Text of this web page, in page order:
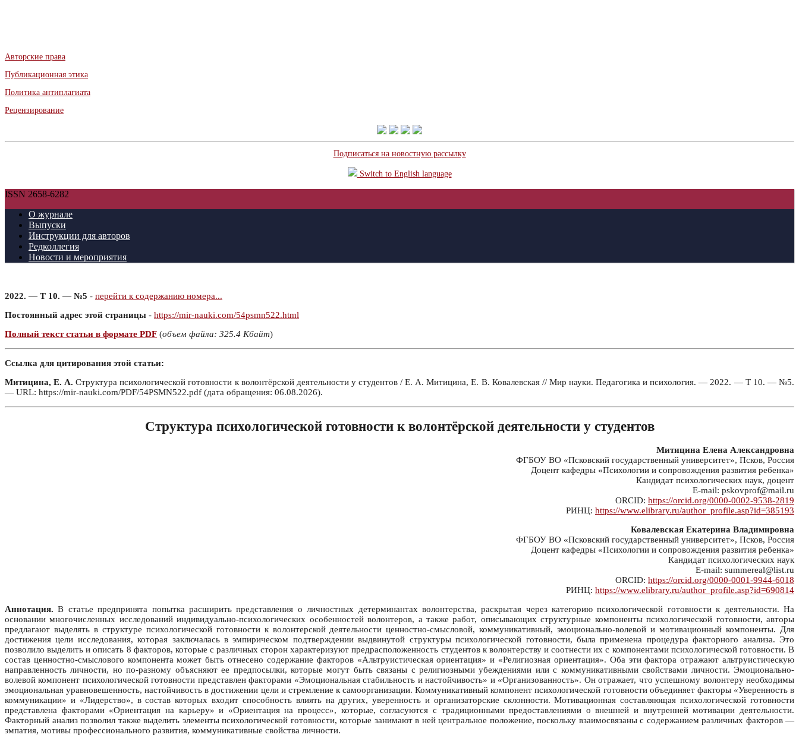
Авторские права
Публикационная этика
Политика антиплагиата
Рецензирование
Подписаться на новостную рассылку
Switch to English language
ISSN 2658-6282
О журнале
Выпуски
Инструкции для авторов
Редколлегия
Новости и мероприятия
2022. — Т 10. — №5 - перейти к содержанию номера...
Постоянный адрес этой страницы - https://mir-nauki.com/54psmn522.html
Полный текст статьи в формате PDF (объем файла: 325.4 Кбайт)
Ссылка для цитирования этой статьи:
Митицина, Е. А. Структура психологической готовности к волонтёрской деятельности у студентов / Е. А. Митицина, Е. В. Ковалевская // Мир науки. Педагогика и психология. — 2022. — Т 10. — №5.
— URL: https://mir-nauki.com/PDF/54PSMN522.pdf (дата обращения: 06.08.2026).
Структура психологической готовности к волонтёрской деятельности у студентов
Митицина Елена Александровна
ФГБОУ ВО «Псковский государственный университет», Псков, Россия
Доцент кафедры «Психологии и сопровождения развития ребенка»
Кандидат психологических наук, доцент
E-mail: pskovprof@mail.ru
ORCID: https://orcid.org/0000-0002-9538-2819
РИНЦ: https://www.elibrary.ru/author_profile.asp?id=385193
Ковалевская Екатерина Владимировна
ФГБОУ ВО «Псковский государственный университет», Псков, Россия
Доцент кафедры «Психологии и сопровождения развития ребенка»
Кандидат психологических наук
E-mail: summereal@list.ru
ORCID: https://orcid.org/0000-0001-9944-6018
РИНЦ: https://www.elibrary.ru/author_profile.asp?id=690814
Аннотация. В статье предпринята попытка расширить представления о личностных детерминантах волонтерства, раскрытая через категорию психологической готовности к деятельности. На
основании многочисленных исследований индивидуально-психологических особенностей волонтеров, а также работ, описывающих структурные компоненты психологической готовности, авторы
предлагают выделять в структуре психологической готовности к волонтерской деятельности ценностно-смысловой, коммуникативный, эмоционально-волевой и мотивационный компоненты. Для
достижения цели исследования, которая заключалась в эмпирическом подтверждении выдвинутой структуры психологической готовности, была применена процедура факторного анализа. Это
позволило выделить и описать 8 факторов, которые с различных сторон характеризуют предрасположенность студентов к волонтерству и соотнести их с компонентами психологической готовности. В
состав ценностно-смыслового компонента может быть отнесено содержание факторов «Альтруистическая ориентация» и «Религиозная ориентация». Оба эти фактора отражают альтруистическую
направленность личности, но по-разному объясняют ее предпосылки, которые могут быть связаны с религиозными убеждениями или с коммуникативными свойствами личности. Эмоционально-
волевой компонент психологической готовности представлен факторами «Эмоциональная стабильность и настойчивость» и «Организованность». Он отражает, что успешному волонтеру необходимы
эмоциональная уравновешенность, настойчивость в достижении цели и стремление к самоорганизации. Коммуникативный компонент психологической готовности объединяет факторы «Уверенность в
коммуникации» и «Лидерство», в состав которых входит способность влиять на других, уверенность и организаторские склонности. Мотивационная составляющая психологической готовности
представлена факторами «Ориентация на карьеру» и «Ориентация на процесс», которые, согласуются с традиционными предоставлениями о внешней и внутренней мотивации деятельности.
Факторный анализ позволил также выделить элементы психологической готовности, которые занимают в ней центральное положение, поскольку взаимосвязаны с содержанием различных факторов —
эмпатия, мотивы профессионального развития, коммуникативные свойства личности.